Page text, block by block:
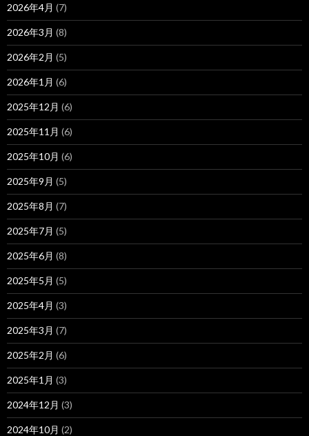
2026年4月 (7)
2026年3月 (8)
2026年2月 (5)
2026年1月 (6)
2025年12月 (6)
2025年11月 (6)
2025年10月 (6)
2025年9月 (5)
2025年8月 (7)
2025年7月 (5)
2025年6月 (8)
2025年5月 (5)
2025年4月 (3)
2025年3月 (7)
2025年2月 (6)
2025年1月 (3)
2024年12月 (3)
2024年10月 (2)